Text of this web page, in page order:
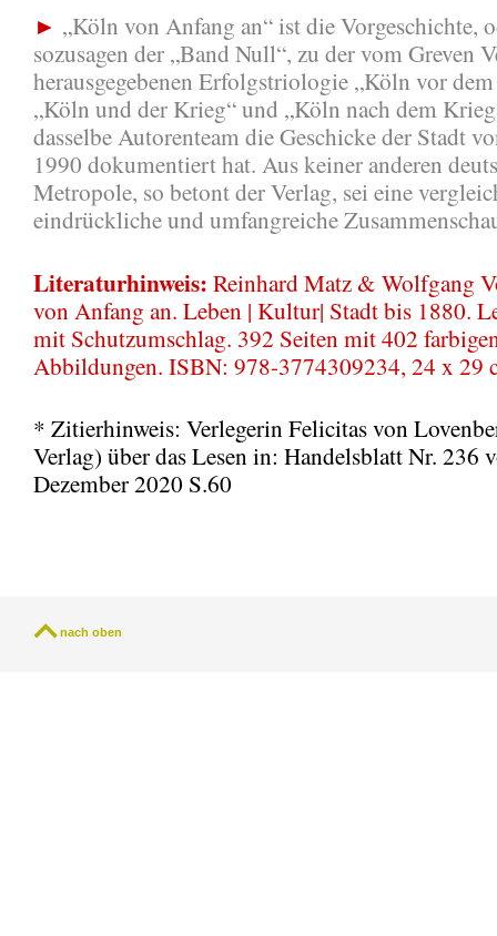
► „Köln von Anfang an“ ist die Vorgeschichte,
sozusagen der „Band Null“, zu der vom Greven
herausgegebenen Erfolgstriologie „Köln vor
„Köln und der Krieg“ und „Köln nach dem
dasselbe Autorenteam die Geschicke der Stadt
1990 dokumentiert hat. Aus keiner anderen
Metropole, so betont der Verlag, sei eine
eindrückliche und umfangreiche
Literaturhinweis: Reinhard Matz & Wolfgang
von Anfang an. Leben | Kultur| Stadt bis 1880.
mit Schutzumschlag. 392 Seiten mit 402
Abbildungen. ISBN: 978-3774309234, 24 x 29
* Zitierhinweis: Verlegerin Felicitas von
Verlag) über das Lesen in: Handelsblatt Nr. 236
Dezember 2020 S.60
nach oben